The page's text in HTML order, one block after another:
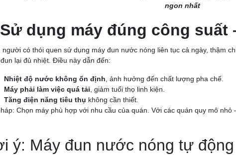
ngon nhất
Sử dụng máy đúng công suất
người có thói quen sử dụng máy đun nước nóng liên tục cả ngày, thậm
lại đủ nhiệt. Điều này dẫn đến:
Nhiệt độ nước không ổn định, ảnh hưởng đến chất lượng pha chế.
Máy phải làm việc quá tải, giảm tuổi thọ linh kiện.
Tăng điện năng tiêu thụ không cần thiết.
Chọn máy phù hợp với nhu cầu của quán. Với các quán quy mô
ý: Máy đun nước nóng tự động